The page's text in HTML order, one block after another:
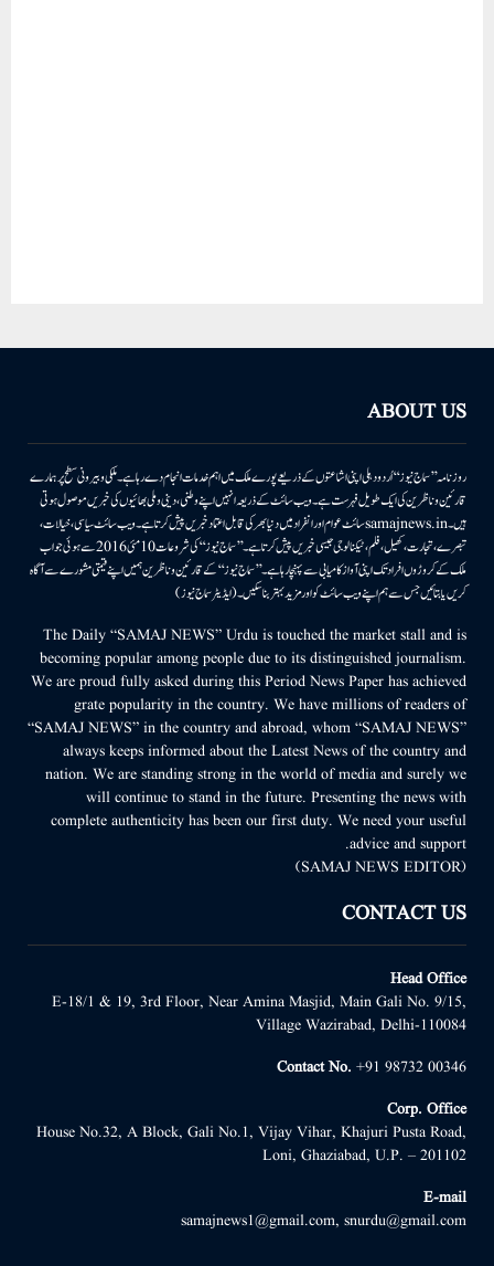
ABOUT US
روزنامہ ’’سماج نیوز‘‘ اُردو دہلی اپنی اشاعتوں کے ذریعے پورے ملک میں اہم خدمات انجام دے رہا ہے۔ ملکی وبیرونی سطح پر ہمارے
قارئین وناظرین کی ایک طویل فہرست ہے۔ ویب سائٹ کے ذریعہ انہیں اپنے وطنی، دینی وملی بھائیوں کی خبریں موصول ہوتی
ہیں۔samajnews.inسائٹ عوام اور انفراد میں دنیا بھر کی قابل اعتماد خبریں پیش کرتا ہے۔ ویب سائٹ سیاسی، خیالات،
تبصرے، تجارت، کھیل، فلم، ٹیکنالوجی جیسی خبریں پیش کرتا ہے۔ ’’سماج نیوز‘‘ کی شروعات 10مئی 2016 سے ہوئی جو اب
ملک کے کروڑوں افراد تک اپنی آواز کامیابی سے پہنچا رہا ہے۔ ’’سماج نیوز‘‘ کے قارئین وناظرین ہمیں اپنے قیمتی مشورے سے آگاہ
کریں یا بتائیں جس سے ہم اپنے ویب سائٹ کو اور مزید بہتر بناسکیں۔ (ایڈیٹر سماج نیوز)
The Daily “SAMAJ NEWS” Urdu is touched the market stall and is
becoming popular among people due to its distinguished journalism.
We are proud fully asked during this Period News Paper has achieved
grate popularity in the country. We have millions of readers of
“SAMAJ NEWS” in the country and abroad, whom “SAMAJ NEWS”
always keeps informed about the Latest News of the country and
nation. We are standing strong in the world of media and surely we
will continue to stand in the future. Presenting the news with
complete authenticity has been our first duty. We need your useful
advice and support.
(SAMAJ NEWS EDITOR)
CONTACT US
Head Office
E-18/1 & 19, 3rd Floor, Near Amina Masjid, Main Gali No. 9/15,
Village Wazirabad, Delhi-110084
Contact No. +91 98732 00346
Corp. Office
House No.32, A Block, Gali No.1, Vijay Vihar, Khajuri Pusta Road,
Loni, Ghaziabad, U.P. – 201102
E-mail
samajnews1@gmail.com, snurdu@gmail.com